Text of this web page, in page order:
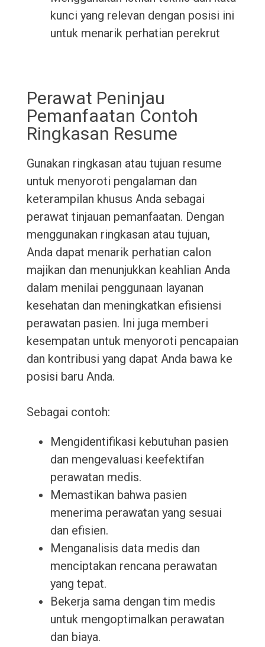
kunci yang relevan dengan posisi ini
untuk menarik perhatian perekrut
Perawat Peninjau
Pemanfaatan Contoh
Ringkasan Resume
Gunakan ringkasan atau tujuan resume
untuk menyoroti pengalaman dan
keterampilan khusus Anda sebagai
perawat tinjauan pemanfaatan. Dengan
menggunakan ringkasan atau tujuan,
Anda dapat menarik perhatian calon
majikan dan menunjukkan keahlian Anda
dalam menilai penggunaan layanan
kesehatan dan meningkatkan efisiensi
perawatan pasien. Ini juga memberi
kesempatan untuk menyoroti pencapaian
dan kontribusi yang dapat Anda bawa ke
posisi baru Anda.
Sebagai contoh:
Mengidentifikasi kebutuhan pasien
dan mengevaluasi keefektifan
perawatan medis.
Memastikan bahwa pasien
menerima perawatan yang sesuai
dan efisien.
Menganalisis data medis dan
menciptakan rencana perawatan
yang tepat.
Bekerja sama dengan tim medis
untuk mengoptimalkan perawatan
dan biaya.